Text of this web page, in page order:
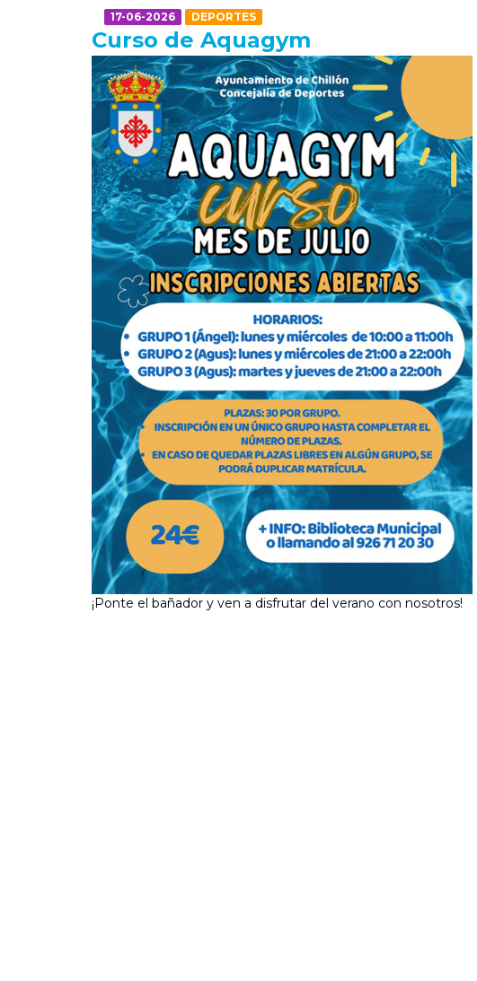
17-06-2026 DEPORTES
Curso de Aquagym
¡Ponte el bañador y ven a disfrutar del verano con nosotros!